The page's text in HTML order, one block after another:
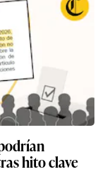
hito clave